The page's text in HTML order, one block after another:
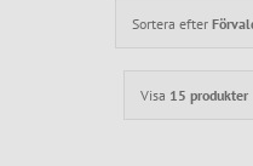
Sortera efter
Visa 15 produkter